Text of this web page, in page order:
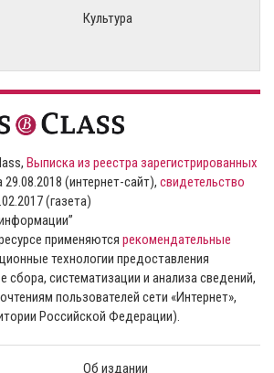
Культура
Выписка из реестра зарегистрированных
(интернет-сайт), свидетельство
(газета)
применяются рекомендательные
технологии предоставления
сбора, систематизации и анализа сведений,
пользователей сети «Интернет»,
Российской Федерации).
Об издании